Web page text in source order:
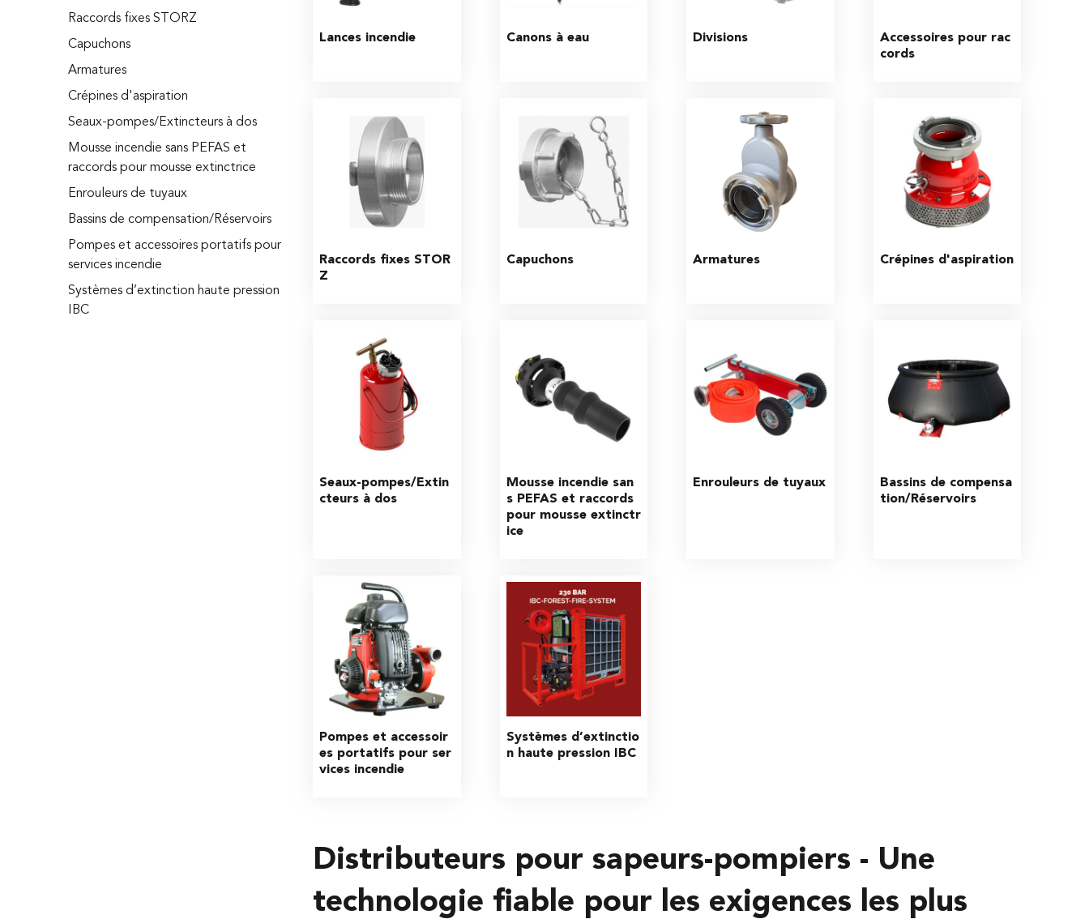
Raccords fixes STORZ
Capuchons
Armatures
Crépines d'aspiration
Seaux-pompes/Extincteurs à dos
Mousse incendie sans PEFAS et
raccords pour mousse extinctrice
Enrouleurs de tuyaux
Bassins de compensation/Réservoirs
Pompes et accessoires portatifs pour
services incendie
Systèmes d’extinction haute pression
IBC
Distributeurs pour sapeurs-pompiers - Une
technologie fiable pour les exigences les plus
Lances incendie Canons à eau Divisions
Accessoires pour rac
cords
Raccords fixes STOR
Z
Capuchons Armatures Crépines d'aspiration
Seaux-pompes/Extin
cteurs à dos
Mousse incendie san
s PEFAS et raccords
pour mousse extinctr
ice
Enrouleurs de tuyaux
Bassins de compensa
tion/Réservoirs
Pompes et accessoir
es portatifs pour ser
vices incendie
Systèmes d’extinctio
n haute pression IBC